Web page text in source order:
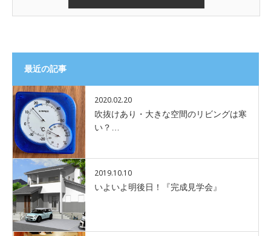
最近の記事
2020.02.20
吹抜けあり・大きな空間のリビングは寒
い？…
2019.10.10
いよいよ明後日！『完成見学会』